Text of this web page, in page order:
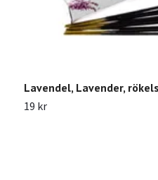
Lavendel, Lavender,
19 kr